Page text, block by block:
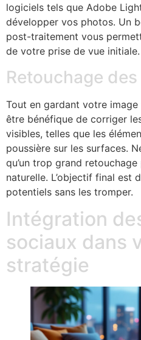
logiciels tels que Adobe
développer vos photos. Un
post-traitement vous
de votre prise de vue initiale.
Retouchage
Tout en gardant votre
être bénéfique de corriger
visibles, telles que les
poussière sur les surfaces.
qu’un trop grand
naturelle. L’objectif final est
potentiels sans les tromper.
Intégration
sociaux dans
stratégie